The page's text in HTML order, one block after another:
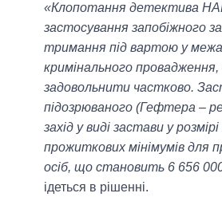
«Клопотання детектива
застосування запобіжного
тримання під вартою у
кримінального провадження,
задовольнити частково.
підозрюваного (Гефтера –
захід у виді застави у
прожиткових мінімумів для
осіб, що становить 6 656
ідеться в рішенні.